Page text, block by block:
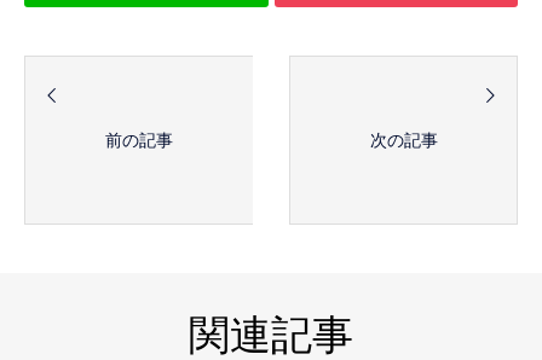
前の記事 次の記事
関連記事